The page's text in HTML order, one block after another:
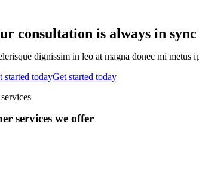
consultation is always in
dignissim in leo at magna donec mi metus
started todayGet started today
services we offer